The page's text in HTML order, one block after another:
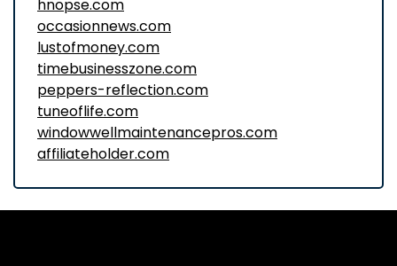
hnopse.com
occasionnews.com
lustofmoney.com
timebusinesszone.com
peppers-reflection.com
tuneoflife.com
windowwellmaintenancepros.com
affiliateholder.com